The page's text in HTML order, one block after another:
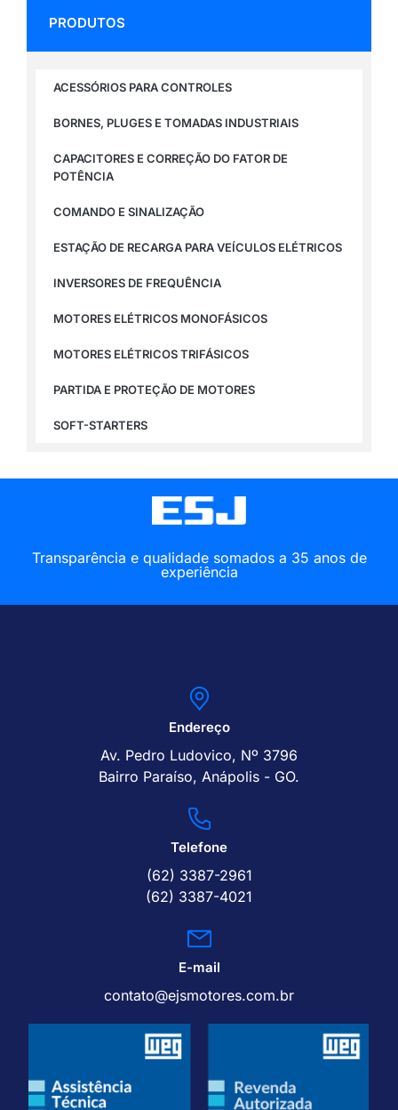
PRODUTOS
ACESSÓRIOS PARA CONTROLES
BORNES, PLUGES E TOMADAS INDUSTRIAIS
CAPACITORES E CORREÇÃO DO FATOR DE
POTÊNCIA
COMANDO E SINALIZAÇÃO
ESTAÇÃO DE RECARGA PARA VEÍCULOS ELÉTRICOS
INVERSORES DE FREQUÊNCIA
MOTORES ELÉTRICOS MONOFÁSICOS
MOTORES ELÉTRICOS TRIFÁSICOS
PARTIDA E PROTEÇÃO DE MOTORES
SOFT-STARTERS
Transparência e qualidade somados a 35 anos de
experiência
Endereço
Av. Pedro Ludovico, Nº 3796
Bairro Paraíso, Anápolis - GO.
Telefone
(62) 3387-2961
(62) 3387-4021
E-mail
contato@ejsmotores.com.br